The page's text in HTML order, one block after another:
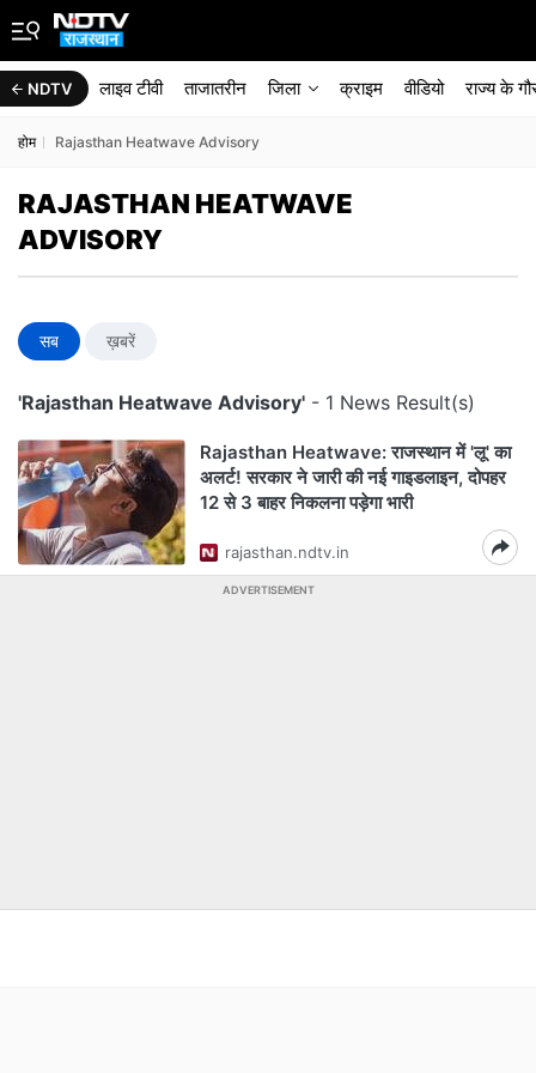
NDTV लाइव टीवी ताजातरीन जिला क्राइम वीडियो राज्‍य के
होम Rajasthan Heatwave Advisory
RAJASTHAN HEATWAVE
ADVISORY
सब ख़बरें
'Rajasthan Heatwave Advisory' - 1 News Result(s)
Rajasthan Heatwave: राजस्थान में 'लू' का
अलर्ट! सरकार ने जारी की नई गाइडलाइन, दोपहर
12 से 3 बाहर निकलना पड़ेगा भारी
rajasthan.ndtv.in
ADVERTISEMENT